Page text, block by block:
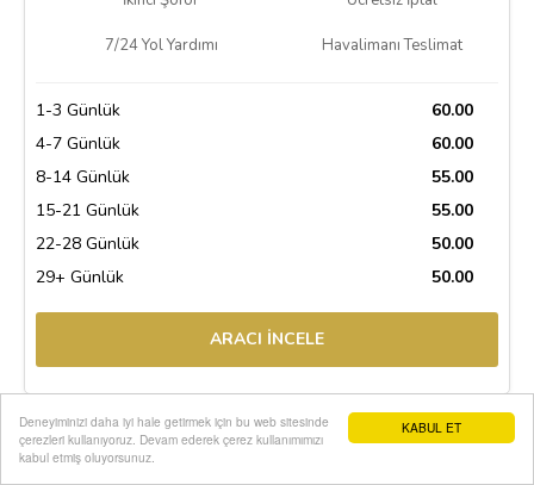
KABUL ET
Deneyiminizi daha iyi hale getirmek için bu web sitesinde
çerezleri kullanıyoruz. Devam ederek çerez kullanımımızı
kabul etmiş oluyorsunuz.
7/24 Yol Yardımı Havalimanı Teslimat
1-3 Günlük
60.00
4-7 Günlük
60.00
8-14 Günlük
55.00
15-21 Günlük
55.00
22-28 Günlük
50.00
29+ Günlük
50.00
ARACI İNCELE